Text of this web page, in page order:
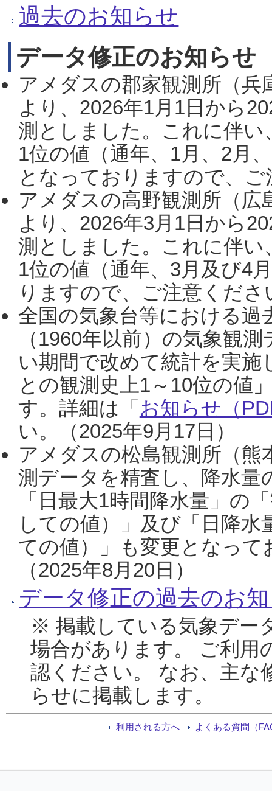
過去のお知らせ
データ修正のお知らせ
アメダスの郡家観測所（
より、2026年1月1日から
測としました。これに伴い
1位の値（通年、1月、2月
となっておりますので、
アメダスの高野観測所（
より、2026年3月1日から
測としました。これに伴い
1位の値（通年、3月及び4
りますので、ご注意くだ
全国の気象台等における過
（1960年以前）の気象観
い期間で改めて統計を実
との観測史上1～10位の値
す。詳細は「 お知らせ（
い。（2025年9月17日）
アメダスの松島観測所（熊
測データを精査し、降水
「日最大1時間降水量」の
しての値）」及び「日降
ての値）」も変更となっ
（2025年8月20日）
データ修正の過去のお
※ 掲載している気象デー
場合があります。 ご利用
認ください。 なお、主な
らせに掲載します。
利用される方へ よくある質問（